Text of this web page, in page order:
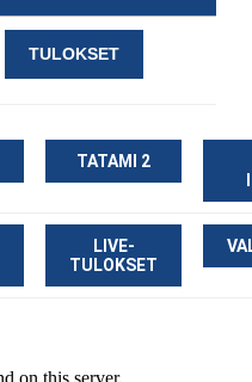
TULOKSET
TATAMI 2
LIVE-
TULOKSET